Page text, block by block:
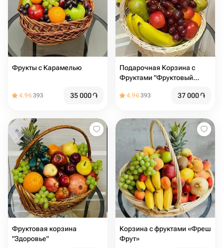
Фрукты с Карамелью
4.96393 35 000֏
Подарочная Корзина с
Фруктами "Фруктовый
4.96393 37 000֏
Фруктовая корзина
"Здоровье"
Корзина с фруктами «Фреш
Фрут»